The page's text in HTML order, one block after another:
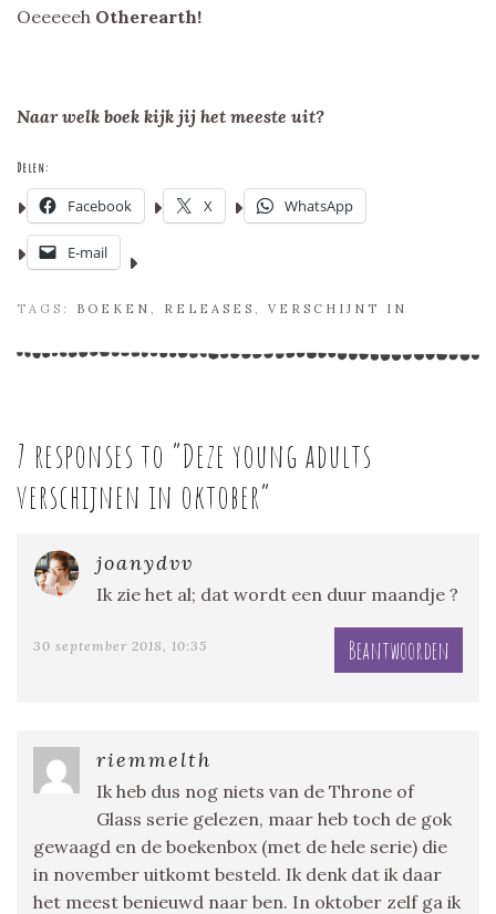
Oeeeeeh Otherearth!
Naar welk boek kijk jij het meeste uit?
Delen:
Facebook X WhatsApp
E-mail
TAGS: BOEKEN RELEASES VERSCHIJNT IN
7 responses to “Deze young adults
verschijnen in oktober”
joanydvv
Ik zie het al; dat wordt een duur maandje ?
30 september 2018, 10:35 Beantwoorden
riemmelth
Ik heb dus nog niets van de Throne of
Glass serie gelezen, maar heb toch de gok
gewaagd en de boekenbox (met de hele serie) die
in november uitkomt besteld. Ik denk dat ik daar
het meest benieuwd naar ben. In oktober zelf ga ik